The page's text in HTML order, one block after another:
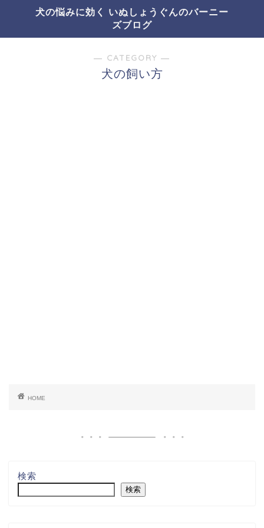
犬の悩みに効く いぬしょうぐんのバーニー
ズブログ
― CATEGORY ―
犬の飼い方
HOME
検索
検索